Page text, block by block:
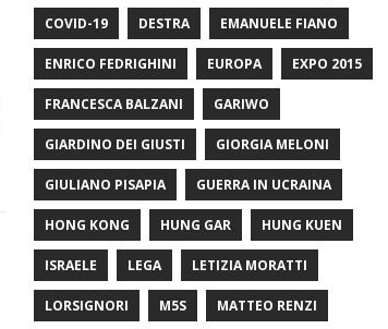
COVID-19 DESTRA EMANUELE FIANO
ENRICO FEDRIGHINI EUROPA EXPO 2015
FRANCESCA BALZANI GARIWO
GIARDINO DEI GIUSTI GIORGIA MELONI
GIULIANO PISAPIA GUERRA IN UCRAINA
HONG KONG HUNG GAR HUNG KUEN
ISRAELE LEGA LETIZIA MORATTI
LORSIGNORI M5S MATTEO RENZI